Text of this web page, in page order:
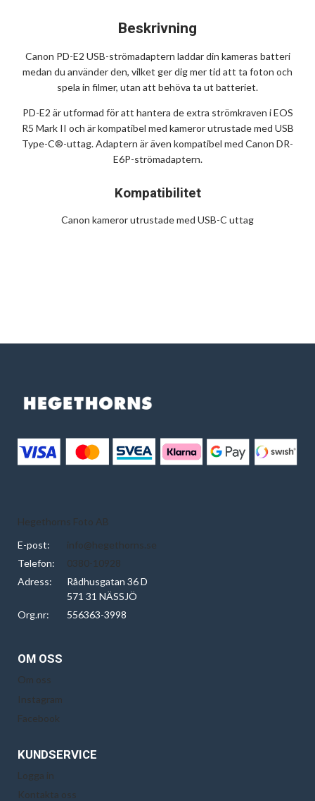
Beskrivning
Canon PD-E2 USB-strömadaptern laddar din kameras batteri
medan du använder den, vilket ger dig mer tid att ta foton och
spela in filmer, utan att behöva ta ut batteriet.
PD-E2 är utformad för att hantera de extra strömkraven i EOS
R5 Mark II och är kompatibel med kameror utrustade med USB
Type-C®-uttag. Adaptern är även kompatibel med Canon DR-
E6P-strömadaptern.
Kompatibilitet
Canon kameror utrustade med USB-C uttag
Hegethorns Foto AB
E-post:
info@hegethorns.se
Telefon:
0380-10928
Adress:
Rådhusgatan 36 D
571 31 NÄSSJÖ
Org.nr:
556363-3998
OM OSS
Om oss
Instagram
Facebook
KUNDSERVICE
Logga in
Kontakta oss